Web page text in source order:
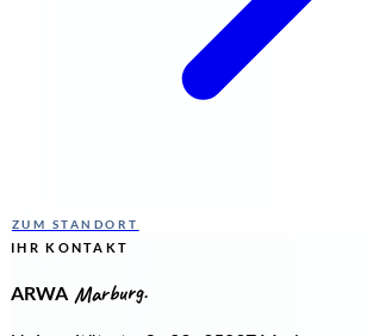
ZUM STANDORT
IHR KONTAKT
ARWA Marburg.